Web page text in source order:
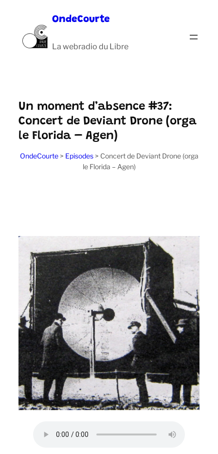
contenu
OndeCourte
La webradio du Libre
Un moment d’absence #37:
Concert de Deviant Drone (orga
le Florida – Agen)
OndeCourte> Episodes> Concert de Deviant Drone (orga
le Florida – Agen)